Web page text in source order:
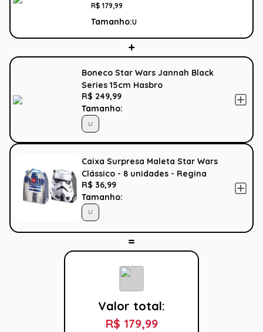
R$ 179,99
Tamanho:U
Boneco Star Wars Jannah Black
Series 15cm Hasbro
R$ 249,99
Tamanho:
U
Caixa Surpresa Maleta Star Wars
Clássico - 8 unidades - Regina
Festas
R$ 36,99
Tamanho:
U
Valor total:
R$ 179,99